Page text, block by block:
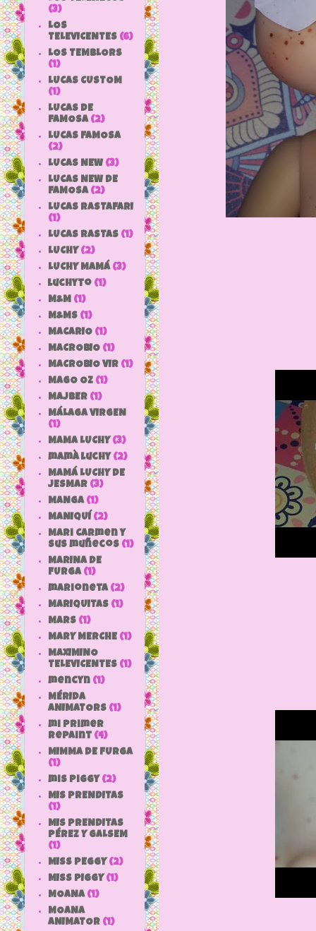
(3)
LOS
TELEVICENTES (6)
LOS TEMBLORS
(1)
LUCAS CUSTOM
(1)
LUCAS DE
FAMOSA (2)
LUCAS FAMOSA
(2)
LUCAS NEW (3)
LUCAS NEW DE
FAMOSA (2)
LUCAS RASTAFARI
(1)
LUCAS RASTAS (1)
LUCHY (2)
LUCHY MAMÁ (3)
luchyto (1)
M&M (1)
M&MS (1)
MACARIO (1)
MACROBIO (1)
MACROBIO VIR (1)
MAGO OZ (1)
MAJBER (1)
MÁLAGA VIRGEN
(1)
MAMA LUCHY (3)
mamà luchy (2)
MAMÁ LUCHY DE
JESMAR (3)
MANGA (1)
MANIQUÍ (2)
Mari Carmen y
sus muñecos (1)
MARINA DE
FURGA (1)
marioneta (2)
MARIQUITAS (1)
MARS (1)
MARY MERCHE (1)
MAXIMINO
TELEVICENTES (1)
mencyn (1)
MÉRIDA
ANIMATORS (1)
mi primer
repaint (4)
MIMMA DE FURGA
(1)
mis piggy (2)
MIS PRENDITAS
(1)
MIS PRENDITAS
PÉREZ Y GALSEM
(1)
MISS PEGGY (2)
MISS PIGGY (1)
MOANA (1)
MOANA
ANIMATOR (1)